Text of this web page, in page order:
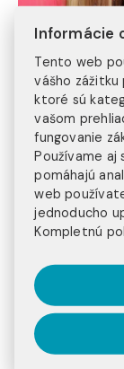
Koľko krát
Informácie
Tento web
vášho zážitku
ktoré sú
vašom
fungovanie
Používame
pomáhajú
web
jednoducho
Kompletnú